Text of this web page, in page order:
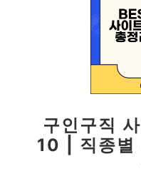
구인구직
10 | 직종별